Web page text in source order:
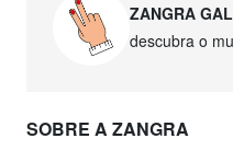
ZANGRA
descubra o
SOBRE A ZANGRA